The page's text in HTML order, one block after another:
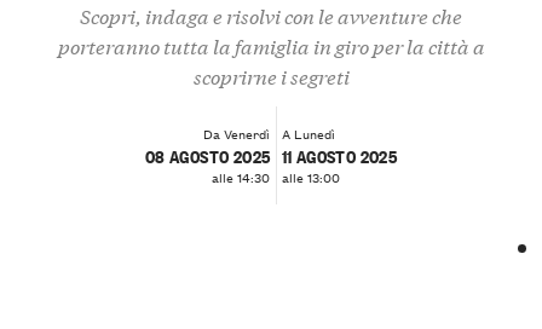
Scopri, indaga e risolvi con le avventure che
porteranno tutta la famiglia in giro per la città a
scoprirne i segreti
Da Venerdì
08 AGOSTO 2025
alle 14:30
A Lunedì
11 AGOSTO 2025
alle 13:00